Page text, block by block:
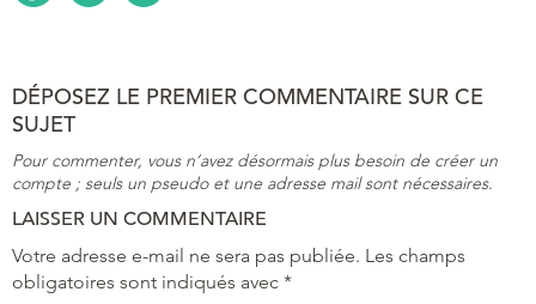
DÉPOSEZ LE PREMIER COMMENTAIRE SUR CE
SUJET
Pour commenter, vous n’avez désormais plus besoin de créer un
compte ; seuls un pseudo et une adresse mail sont nécessaires.
LAISSER UN COMMENTAIRE
Votre adresse e-mail ne sera pas publiée. Les champs
obligatoires sont indiqués avec *